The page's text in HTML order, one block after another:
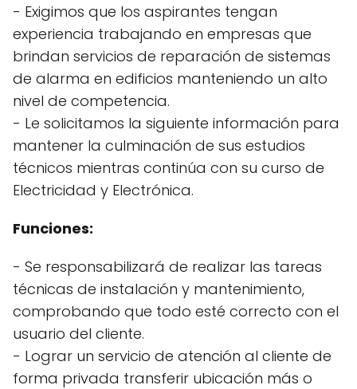
- Exigimos que los aspirantes tengan
experiencia trabajando en empresas que
brindan servicios de reparación de sistemas
de alarma en edificios manteniendo un alto
nivel de competencia.
- Le solicitamos la siguiente información para
mantener la culminación de sus estudios
técnicos mientras continúa con su curso de
Electricidad y Electrónica.
Funciones:
- Se responsabilizará de realizar las tareas
técnicas de instalación y mantenimiento,
comprobando que todo esté correcto con el
usuario del cliente.
- Lograr un servicio de atención al cliente de
forma privada transferir ubicación más o